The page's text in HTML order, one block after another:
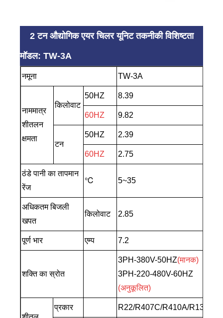
2 टन औद्योगिक एयर चिलर यूनिट तकनीकी विशिष्टता
मॉडल: TW-3A
नमूना TW-3A
नाममात्र
शीतलन
क्षमता
किलोवाट
50HZ 8.39
60HZ 9.82
टन
50HZ 2.39
60HZ 2.75
ठंडे पानी का तापमान
रेंज
℃ 5~35
अधिकतम बिजली
खपत
किलोवाट 2.85
पूर्ण भार एम्प 7.2
शक्ति का स्रोत
3PH-380V-50HZ(मानक)
3PH-220-480V-60HZ
(अनुकूलित)
प्रकार R22/R407C/R410A/R134A